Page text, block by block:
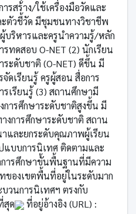
รสร้าง/ใช้เครื่องมือวัดและ
ตัวชี้วัด มีชุมชนทางวิชาชีพ
บริหารและครูนำความรู้/หลัก
รทดสอบ O-NET (2) นักเรียน
ะดับชาติ (O-NET) ดีขึ้น มี
ดเรียนรู้ ครูผู้สอน สื่อการ
เรียนรู้ (3) สถานศึกษามี
ารศึกษาระดับชาติสูงขึ้น มี
งการศึกษาระดับชาติ สถาน
และยกระดับคุณภาพผู้เรียน
แบบการนิเทศ ติดตามและ
การศึกษาขั้นพื้นฐานที่มีความ
ของเขตพื้นที่อยู่ในระดับมาก
วนการนิเทศฯ ตรงกับ
สุด
ที่อยู่อ้างอิง (URL) :